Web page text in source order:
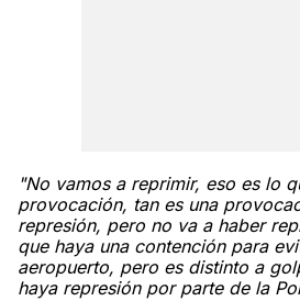
"No vamos a reprimir, eso es lo
provocación, tan es una
represión, pero no va a haber
que haya una contención para
aeropuerto, pero es distinto a
haya represión por parte de la